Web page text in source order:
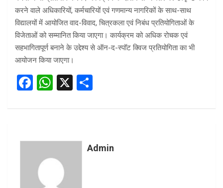
करने वाले अधिकारियों, कर्मचारियों एवं गणमान्य नागरिकों के साथ-साथ
विद्यालयों में आयोजित वाद-विवाद, चित्रकला एवं निबंध प्रतियोगिताओं के
विजेताओं को सम्मानित किया जाएगा। कार्यक्रम को अधिक रोचक एवं
सहभागितापूर्ण बनाने के उद्देश्य से ऑन-द-स्पॉट क्विज प्रतियोगिता का भी
आयोजन किया जाएगा।
F
ce
o
o
k
W
at
A
p
p
X
ar
Admin